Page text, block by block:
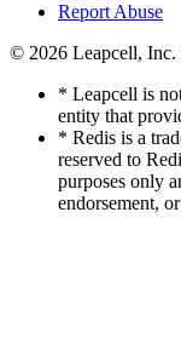
Report Abuse
© 2026 Leapcell, Inc.
* Leapcell is
entity that
* Redis is a
reserved to
purposes only
endorsement,